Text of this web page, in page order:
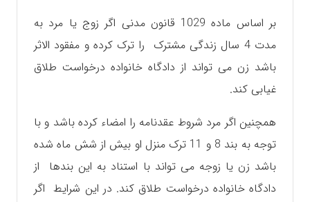
بر اساس ماده 1029 قانون مدنی اگر زوج یا مرد به
مدت 4 سال زندگی مشترک را ترک کرده و مفقود الاثر
باشد زن می تواند از دادگاه خانواده درخواست طلاق
غیابی کند.
همچنین اگر مرد شروط عقدنامه را امضاء کرده باشد و با
توجه به بند 8 و 11 ترک منزل او بیش از شش ماه شده
باشد زن یا زوجه می تواند با استناد به این بندها از
دادگاه خانواده درخواست طلاق کند. در این شرایط اگر